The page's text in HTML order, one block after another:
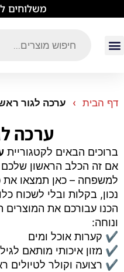
משלוחים
דף הבית ערכה לגור
ערכה
ברוכים הבאים לקטגוריית
אם זה הכלב הראשון
למשפחה – כאן תמצאו את
נכון, בקלות ובלי לשכוח
הכנו עבורכם את
ונוחה:
✔️ קערות אוכל ומים
✔️ מזון איכותי מותאם
✔️ רצועה וקולר לטיולים